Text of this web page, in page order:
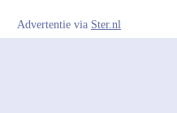
Advertentie via Ster.nl